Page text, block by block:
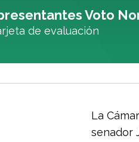
Voto
de evaluación
La
senador